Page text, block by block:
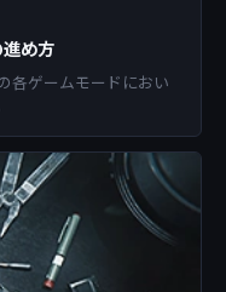
め方
各ゲームモードにおい